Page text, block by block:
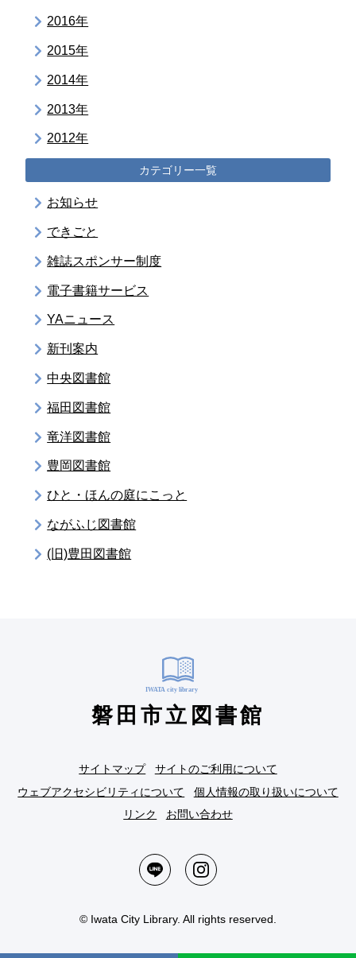
2016年
2015年
2014年
2013年
2012年
カテゴリー一覧
お知らせ
できごと
雑誌スポンサー制度
電子書籍サービス
YAニュース
新刊案内
中央図書館
福田図書館
竜洋図書館
豊岡図書館
ひと・ほんの庭にこっと
ながふじ図書館
(旧)豊田図書館
磐田市立図書館
サイトマップ
サイトのご利用について
ウェブアクセシビリティについて
個人情報の取り扱いについて
リンク
お問い合わせ
© Iwata City Library. All rights reserved.